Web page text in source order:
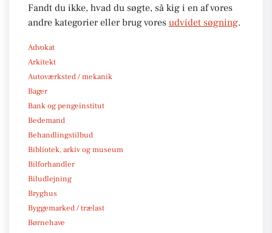
Fandt du ikke, hvad du søgte, så kig i en af vores
andre kategorier eller brug vores udvidet søgning.
Advokat
Arkitekt
Autoværksted / mekanik
Bager
Bank og pengeinstitut
Bedemand
Behandlingstilbud
Bibliotek, arkiv og museum
Bilforhandler
Biludlejning
Bryghus
Byggemarked / trælast
Børnehave